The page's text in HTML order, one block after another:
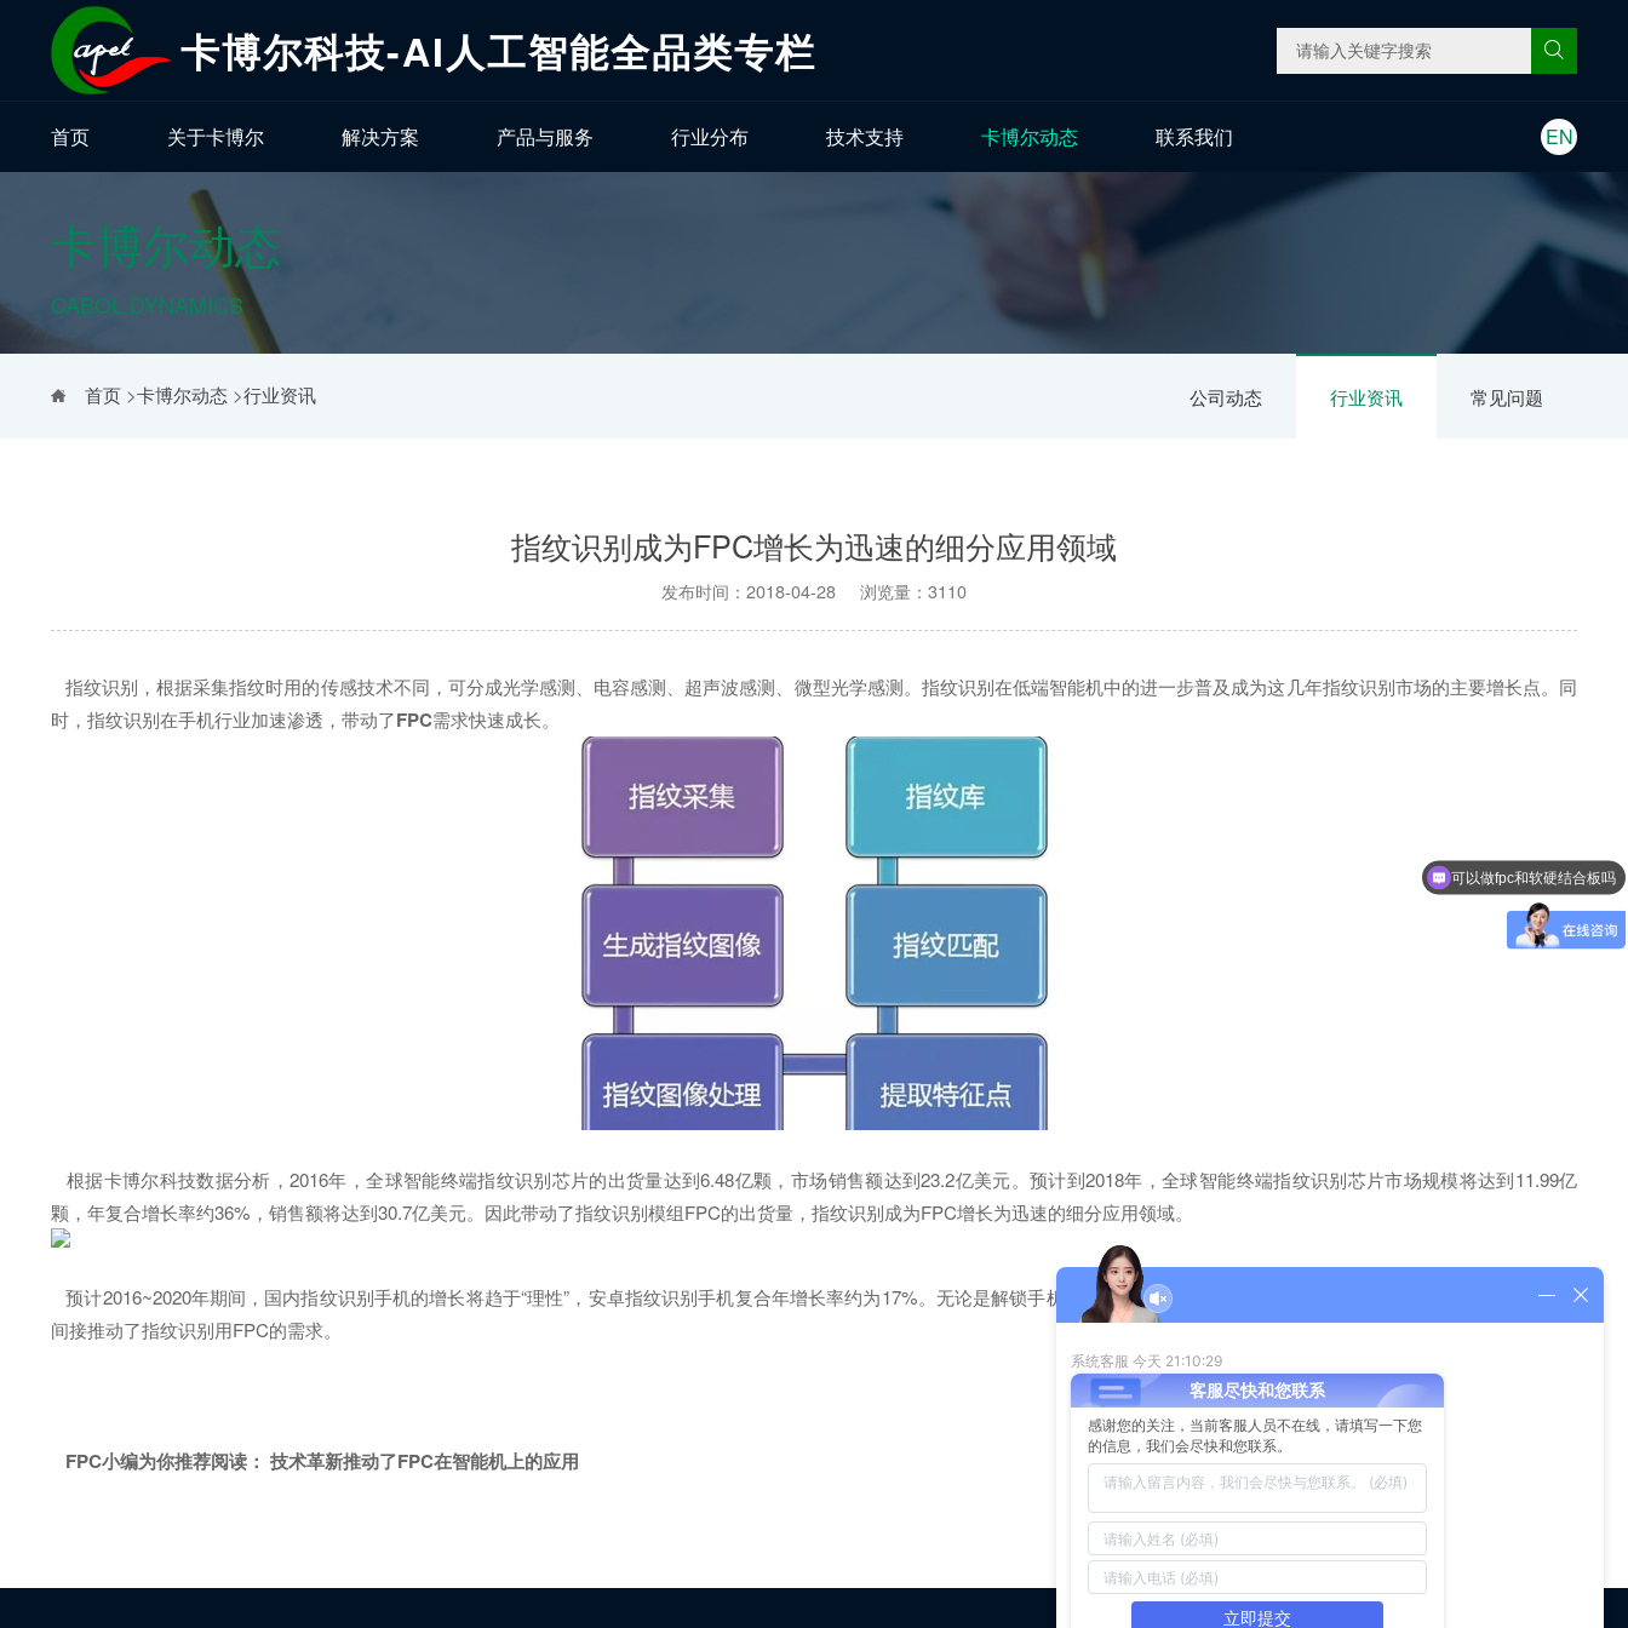
卡博尔科技-AI人工智能全品类专栏
首页 关于卡博尔 解决方案 产品与服务 行业分布 技术支持 卡博尔动态 联系我们 EN
卡博尔动态
CABOL DYNAMICS
公司动态 行业资讯 常见问题
首页>卡博尔动态>行业资讯
指纹识别成为FPC增长为迅速的细分应用领域
发布时间：2018-04-28 浏览量：3110
指纹识别，根据采集指纹时用的传感技术不同，可分成光学感测、电容感测、超声波感测、微型光学感测。指纹识别在低端智能机中的进一步普及成为这几年指纹识别市场的主要增长点。同
时，指纹识别在手机行业加速渗透，带动了FPC需求快速成长。
根据卡博尔科技数据分析，2016年，全球智能终端指纹识别芯片的出货量达到6.48亿颗，市场销售额达到23.2亿美元。预计到2018年，全球智能终端指纹识别芯片市场规模将达到11.99亿
颗，年复合增长率约36%，销售额将达到30.7亿美元。因此带动了指纹识别模组FPC的出货量，指纹识别成为FPC增长为迅速的细分应用领域。
预计2016~2020年期间，国内指纹识别手机的增长将趋于“理性”，安卓指纹识别手机复合年增长率约为17%。无论是解锁手机、取代密码，还是移动支付，指纹识别都有着无限的想象空间，
间接推动了指纹识别用FPC的需求。
FPC小编为你推荐阅读： 技术革新推动了FPC在智能机上的应用
可以做fpc和软硬结合板吗